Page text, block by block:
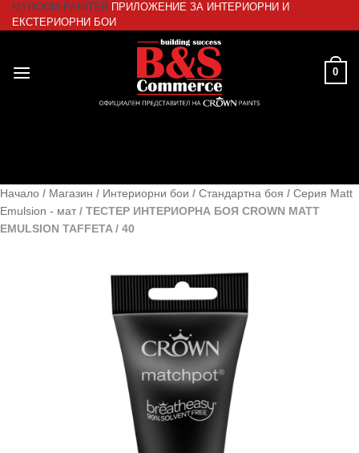
Skip
to
MYROOM-PAINTER ПРИЛОЖЕНИЕ ЗА ИНТЕРИОРНИ И
ЕКСТЕРИОРНИ БОИ
0
Начало / Магазин / Интериорни бои / Стандартна боя / Серия Matt
Emulsion - мат / ТЕСТЕР ИНТЕРИОРНА БОЯ CROWN MATT
EMULSION TAFFETA / 40